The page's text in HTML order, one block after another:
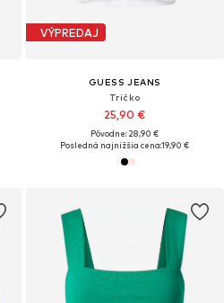
VÝPREDAJ
GUESS JEANS
Tričko
25,90 €
Pôvodne: 28,90 €
Posledná najnižšia cena:19,90 €